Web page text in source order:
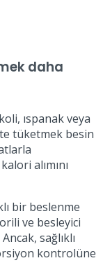
daha
ıspanak veya
tüketmek besin
alımını
bir beslenme
ve besleyici
sağlıklı
kontrolüne